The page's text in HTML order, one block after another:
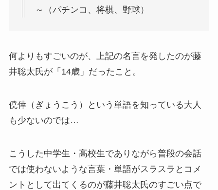
～（パチンコ、将棋、野球）
何よりもすごいのが、上記の名言を発したのが藤
井聡太氏が「14歳」だったこと。
僥倖（ぎょうこう）という単語を知っている大人
も少ないのでは…
こうした中学生・高校生でありながら普段の会話
では使わないような言葉・単語がスラスラとコメ
ントとして出てくるのが藤井聡太氏のすごい点で